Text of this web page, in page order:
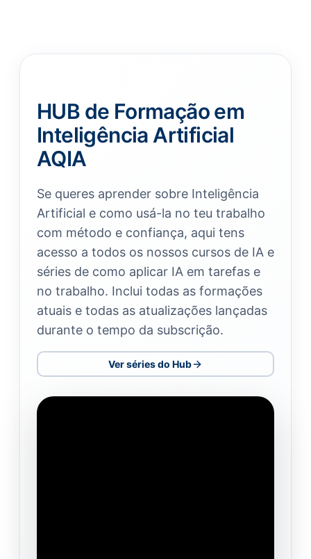
HUB de Formação em
Inteligência Artificial
AQIA
Se queres aprender sobre Inteligência
Artificial e como usá-la no teu trabalho
com método e confiança, aqui tens
acesso a todos os nossos cursos de IA e
séries de como aplicar IA em tarefas e
no trabalho. Inclui todas as formações
atuais e todas as atualizações lançadas
durante o tempo da subscrição.
Ver séries do Hub